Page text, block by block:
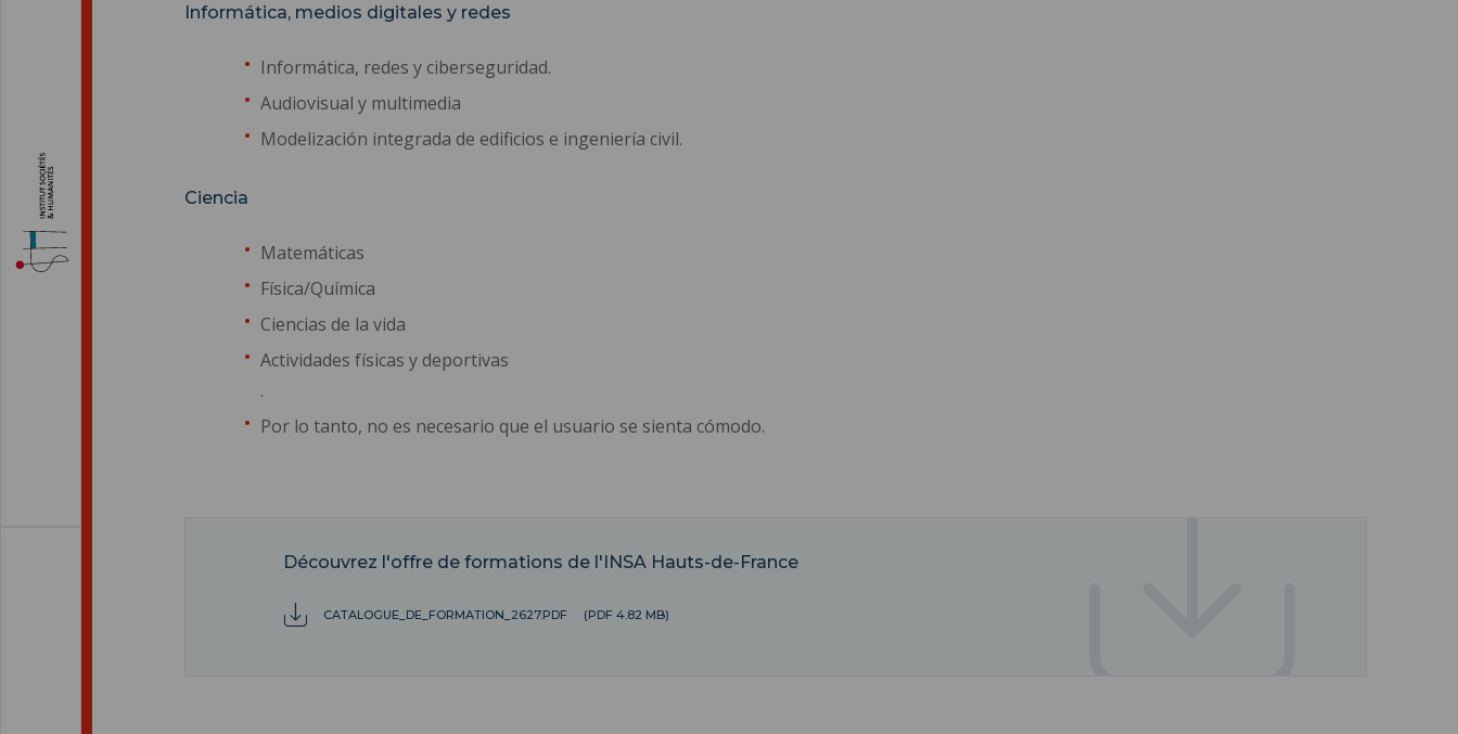
Informática, medios digitales y redes
Informática, redes y ciberseguridad.
Audiovisual y multimedia
Modelización integrada de edificios e ingeniería civil.
Ciencia
Matemáticas
Física/Química
Ciencias de la vida
Actividades físicas y deportivas
.
Por lo tanto, no es necesario que el usuario se sienta cómodo.
Découvrez l'offre de formations de l'INSA Hauts-de-France
CATALOGUE_DE_FORMATION_2627.PDF (PDF 4.82 MB)